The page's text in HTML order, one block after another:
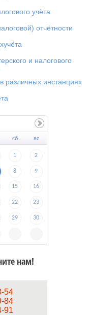
учёта
отчётности
и налогового
различных инстанциях
сб вс
1 2
8 9
15 16
22 23
29 30
нам!
54
84
91